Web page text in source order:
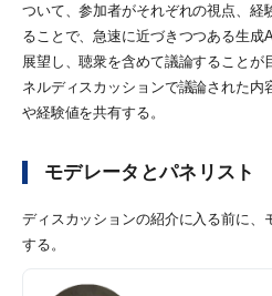
ついて、参加者がそれぞれの視点、経
ることで、急速に近づきつつある生成
展望し、聴衆を含めて議論すること
ネルディスカッションで議論された内
や経験値を共有する。
モデレータとパネリスト
ディスカッションの紹介に入る前に、
する。